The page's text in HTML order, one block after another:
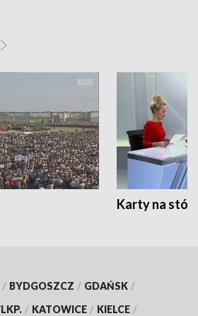
Karty na
/ BYDGOSZCZ / GDAŃSK /
/ KATOWICE / KIELCE /